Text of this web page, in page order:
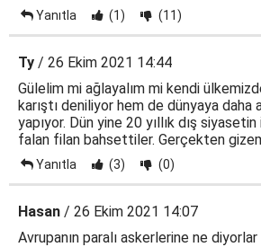
Yanıtla (1) (11)
Ty / 26 Ekim 2021 14:44
Gülelim mi ağlayalım mi kendi
karıştı deniliyor hem de dünyaya daha
yapıyor. Dün yine 20 yıllık dış
falan filan bahsettiler. Gerçekten
Yanıtla (3) (0)
Hasan / 26 Ekim 2021 14:07
Avrupanın paralı askerlerine ne